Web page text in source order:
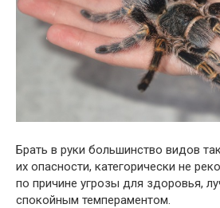
Брать в руки большинство видов
их опасности, категорически не
по причине угрозы для здоровья,
спокойным темпераментом.